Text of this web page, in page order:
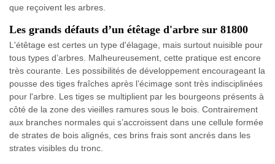
que reçoivent les arbres.
Les grands défauts d’un étêtage d'arbre sur 81800
L'étêtage est certes un type d'élagage, mais surtout nuisible pour
tous types d’arbres. Malheureusement, cette pratique est encore
très courante. Les possibilités de développement encourageant la
pousse des tiges fraîches après l’écimage sont très indisciplinées
pour l'arbre. Les tiges se multiplient par les bourgeons présents à
côté de la zone des vieilles ramures sous le bois. Contrairement
aux branches normales qui s’accroissent dans une cellule formée
de strates de bois alignés, ces brins frais sont ancrés dans les
strates visibles du tronc.